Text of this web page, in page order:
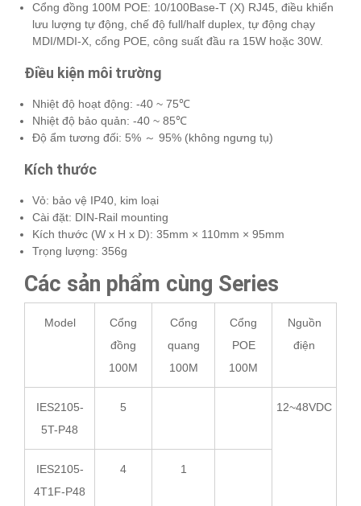
Cổng đồng 100M POE: 10/100Base-T (X) RJ45, điều khiển
lưu lượng tự động, chế độ full/half duplex, tự động chạy
MDI/MDI-X, cổng POE, công suất đầu ra 15W hoặc 30W.
Điều kiện môi trường
Nhiệt độ hoạt động: -40 ~ 75℃
Nhiệt độ bảo quản: -40 ~ 85℃
Độ ẩm tương đối: 5% ～ 95% (không ngưng tụ)
Kích thước
Vỏ: bảo vệ IP40, kim loại
Cài đặt: DIN-Rail mounting
Kích thước (W x H x D): 35mm × 110mm × 95mm
Trọng lượng: 356g
Các sản phẩm cùng Series
Model
Cổng
đồng
100M
Cổng
quang
100M
Cổng
POE
100M
Nguồn
điện
IES2105-
5T-P48
5 12~48VDC
IES2105-
4T1F-P48
4 1